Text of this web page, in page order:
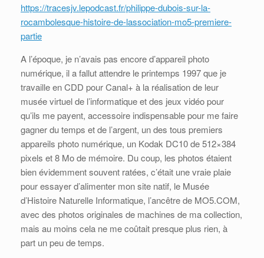
https://tracesjv.lepodcast.fr/philippe-dubois-sur-la-
rocambolesque-histoire-de-lassociation-mo5-premiere-
partie
A l’époque, je n’avais pas encore d’appareil photo
numérique, il a fallut attendre le printemps 1997 que je
travaille en CDD pour Canal+ à la réalisation de leur
musée virtuel de l’informatique et des jeux vidéo pour
qu’ils me payent, accessoire indispensable pour me faire
gagner du temps et de l’argent, un des tous premiers
appareils photo numérique, un Kodak DC10 de 512×384
pixels et 8 Mo de mémoire. Du coup, les photos étaient
bien évidemment souvent ratées, c’était une vraie plaie
pour essayer d’alimenter mon site natif, le Musée
d’Histoire Naturelle Informatique, l’ancêtre de MO5.COM,
avec des photos originales de machines de ma collection,
mais au moins cela ne me coûtait presque plus rien, à
part un peu de temps.